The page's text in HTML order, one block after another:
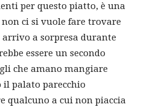
per questo piatto, è una
ci si vuole fare trovare
a sorpresa durante
essere un secondo
che amano mangiare
palato parecchio
qualcuno a cui non piaccia